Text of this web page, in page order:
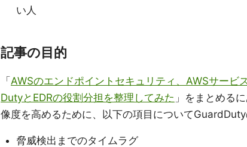
い人
記事の目的
「 AWSのエンドポイントセキュリティ、AWSサー
DutyとEDRの役割分担を整理してみた 」をまとめる
像度を高めるために、以下の項目についてGuardDuty
脅威検出までのタイムラグ